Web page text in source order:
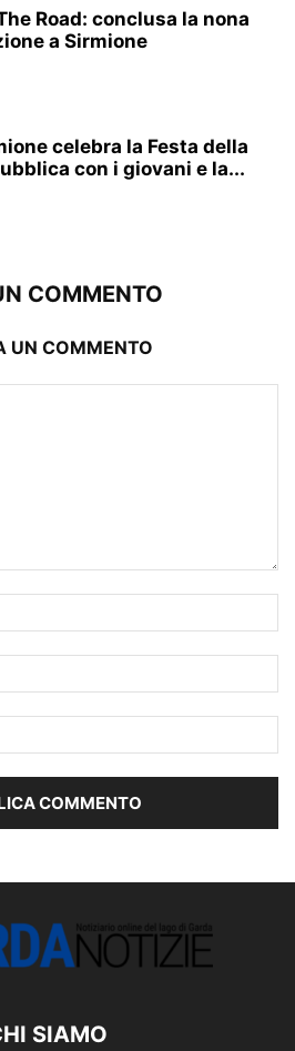
Road: conclusa la nona
a Sirmione
celebra la Festa della
con i giovani e la...
COMMENTO
UN COMMENTO
SIAMO